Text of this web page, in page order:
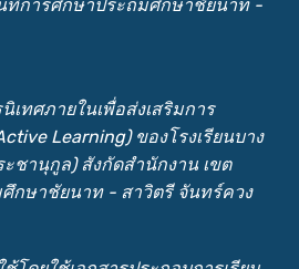
ที่การศึกษาประถมศึกษาชัยนาท -
ทศภายในเพื่อส่งเสริมการ
Learning) ของโรงเรียนบาง
ชานุกูล) สังกัดสำนักงาน เขต
กษาชัยนาท - สาวิตรี จันทร์ควง